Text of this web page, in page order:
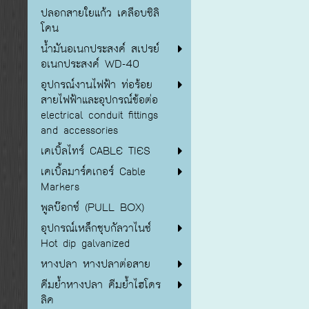
ปลอกสายใยแก้ว เคลือบซิลิ
โคน
น้ำมันอเนกประสงค์ สเปรย์
อเนกประสงค์ WD-40
อุปกรณ์งานไฟฟ้า ท่อร้อย
สายไฟฟ้าและอุปกรณ์ข้อต่อ
electrical conduit fittings
and accessories
เคเบิ้ลไทร์ CABLE TIES
เคเบิ้ลมาร์คเกอร์ Cable
Markers
พูลบ๊อกซ์ (PULL BOX)
อุปกรณ์เหล็กชุบกัลวาไนซ์
Hot dip galvanized
หางปลา หางปลาต่อสาย
คีมย้ำหางปลา คีมย้ำไฮโดร
ลิค